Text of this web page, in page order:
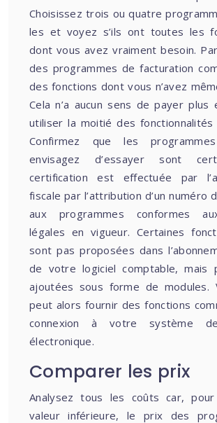
Choisissez trois ou quatre
les et voyez s’ils ont toutes les
dont vous avez vraiment besoin.
des programmes de facturation
des fonctions dont vous n’avez
Cela n’a aucun sens de payer
utiliser la moitié des fonctionnalités
Confirmez que les
envisagez d’essayer sont
certification est effectuée par
fiscale par l’attribution d’un numéro
aux programmes conformes
légales en vigueur. Certaines
sont pas proposées dans
de votre logiciel comptable, mais
ajoutées sous forme de modules.
peut alors fournir des fonctions
connexion à votre système
électronique.
Comparer les prix
Analysez tous les coûts car,
valeur inférieure, le prix des